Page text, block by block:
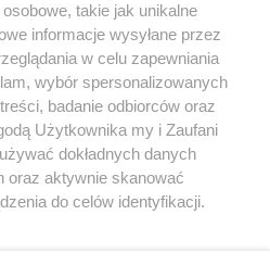
takie jak unikalne
informacje wysyłane przez
w celu zapewniania
wybór spersonalizowanych
badanie odbiorców oraz
Użytkownika my i Zaufani
dokładnych danych
oraz aktywnie skanować
do celów identyfikacji.